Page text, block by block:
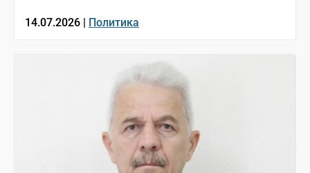
14.07.2026 | Политика